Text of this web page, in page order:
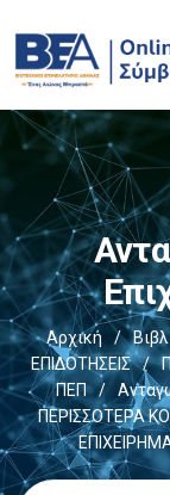
Αρχική /
ΕΠΙΔΟΤΗΣΕΙΣ
/
ΠΕΠ
/
ΠΕΡΙΣΣΟΤΕΡΑ